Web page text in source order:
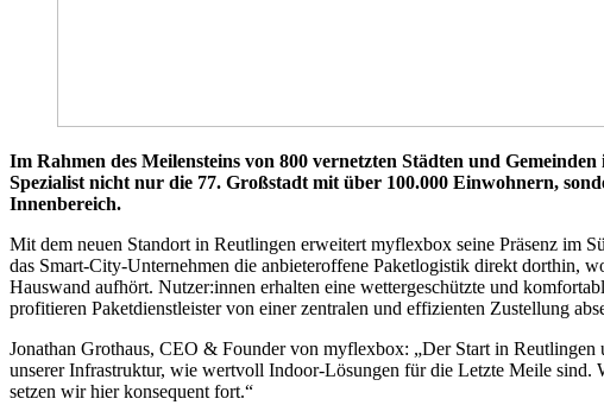
Im Rahmen des Meilensteins von 800 vernetzten Städten und
Spezialist nicht nur die 77. Großstadt mit über 100.000 Einwohnern,
Innenbereich.
Mit dem neuen Standort in Reutlingen erweitert myflexbox seine Präsenz
das Smart-City-Unternehmen die anbieteroffene Paketlogistik direkt dorthin,
Hauswand aufhört. Nutzer:innen erhalten eine wettergeschützte und
profitieren Paketdienstleister von einer zentralen und effizienten Zustellung
Jonathan Grothaus, CEO & Founder von myflexbox: „Der Start in
unserer Infrastruktur, wie wertvoll Indoor-Lösungen für die Letzte Meile sind.
setzen wir hier konsequent fort.“